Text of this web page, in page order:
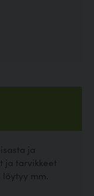
ja
ja tarvikkeet
mm.